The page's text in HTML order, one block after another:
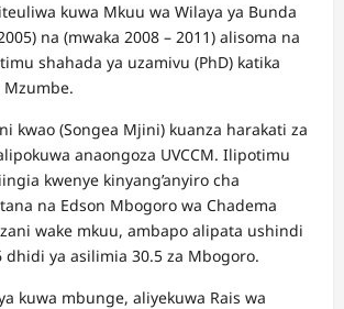
kuwa Mkuu wa Wilaya ya Bunda
na (mwaka 2008 – 2011) alisoma na
shahada ya uzamivu (PhD) katika
Mzumbe.
kwao (Songea Mjini) kuanza harakati za
anaongoza UVCCM. Ilipotimu
kwenye kinyang’anyiro cha
na Edson Mbogoro wa Chadema
wake mkuu, ambapo alipata ushindi
dhidi ya asilimia 30.5 za Mbogoro.
kuwa mbunge, aliyekuwa Rais wa